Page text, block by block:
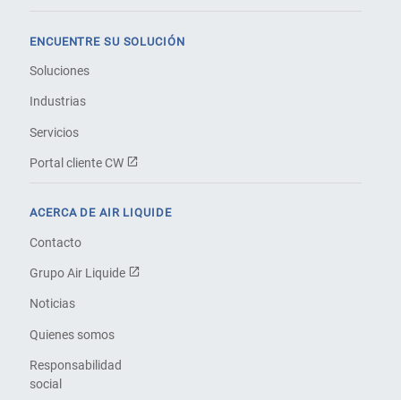
ENCUENTRE SU SOLUCIÓN
Soluciones
Industrias
Servicios
Portal cliente CW
ACERCA DE AIR LIQUIDE
Contacto
Grupo Air Liquide
Noticias
Quienes somos
Responsabilidad
social